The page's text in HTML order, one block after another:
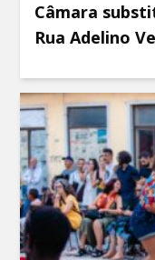
Câmara
Rua Adelino